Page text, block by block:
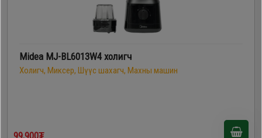
Midea MJ-BL6013W4 холигч
Холигч, Миксер, Шүүс шахагч, Махны машин